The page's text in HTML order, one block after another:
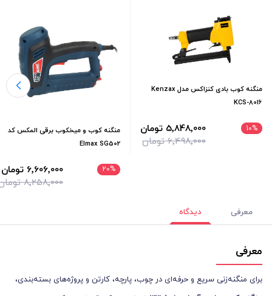
منگنه کوب بادی کنزاکس مدل Kenzax
KCS-8016
10%
6٬498٬000 تومان
5٬848٬000 تومان
منگنه کوب و میخکوب برقی المکس کد
Elmax SG502
20%
8٬258٬000 تومان
6٬606٬000 تومان
معرفی دیدگاه
معرفی
برای منگنه‌زنی سریع و حرفه‌ای در چوب، پارچه، کارتن و پروژه‌های بسته‌بندی،